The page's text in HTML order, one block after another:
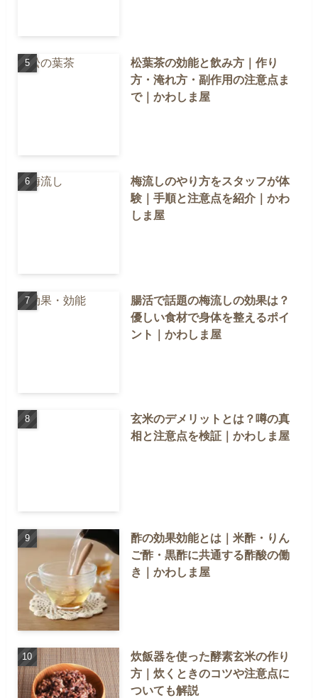
松葉茶の効能と飲み方｜作り
方・淹れ方・副作用の注意点ま
で｜かわしま屋
梅流しのやり方をスタッフが体
験｜手順と注意点を紹介｜かわ
しま屋
腸活で話題の梅流しの効果は？
優しい食材で身体を整えるポイ
ント｜かわしま屋
玄米のデメリットとは？噂の真
相と注意点を検証｜かわしま屋
酢の効果効能とは｜米酢・りん
ご酢・黒酢に共通する酢酸の働
き｜かわしま屋
炊飯器を使った酵素玄米の作り
方｜炊くときのコツや注意点に
ついても解説